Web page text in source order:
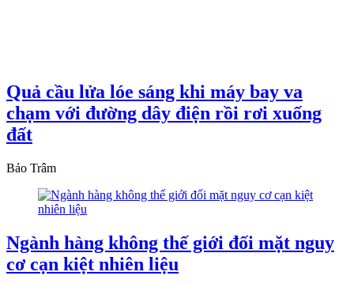
Quả cầu lửa lóe sáng khi máy bay va
chạm với đường dây điện rồi rơi xuống
đất
Bảo Trâm
Ngành hàng không thế giới đối mặt nguy
cơ cạn kiệt nhiên liệu